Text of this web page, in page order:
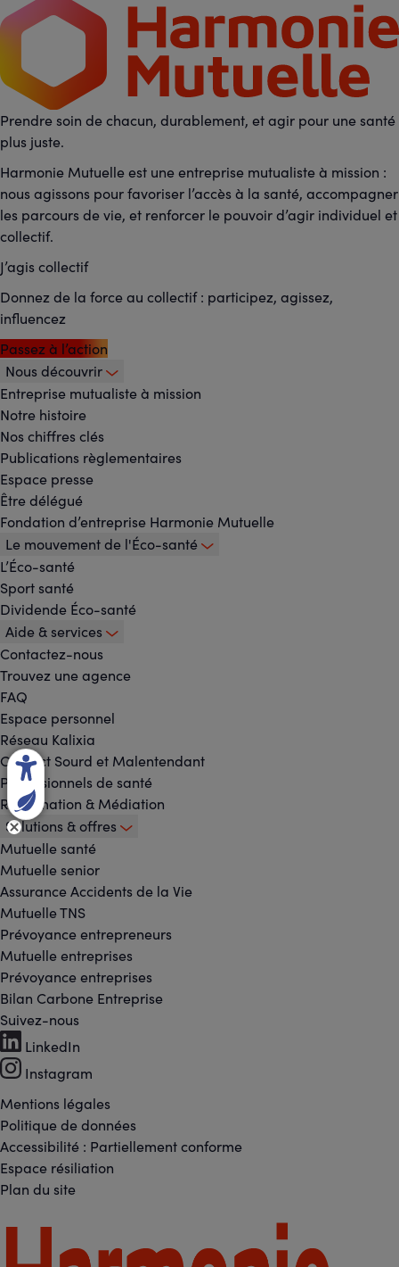
Prendre soin de chacun, durablement, et agir pour une santé
plus juste.
Harmonie Mutuelle est une entreprise mutualiste à mission :
nous agissons pour favoriser l’accès à la santé, accompagner
les parcours de vie, et renforcer le pouvoir d’agir individuel et
collectif.
J’agis collectif
Donnez de la force au collectif : participez, agissez,
influencez
Passez à l’action
Footer
-
Menu
principal
Nous découvrir
Entreprise mutualiste à mission
Notre histoire
Nos chiffres clés
Publications règlementaires
Espace presse
Être délégué
Fondation d’entreprise Harmonie Mutuelle
Le mouvement de l'Éco-santé
L’Éco-santé
Sport santé
Dividende Éco-santé
Aide & services
Contactez-nous
Trouvez une agence
FAQ
Espace personnel
Réseau Kalixia
Contact Sourd et Malentendant
Professionnels de santé
Réclamation & Médiation
Solutions & offres
Mutuelle santé
Mutuelle senior
Assurance Accidents de la Vie
Mutuelle TNS
Prévoyance entrepreneurs
Mutuelle entreprises
Prévoyance entreprises
Bilan Carbone Entreprise
Footer
-
Réseaux
sociaux
Suivez-nous
LinkedIn
Instagram
Footer
-
Liens
légaux
Mentions légales
Politique de données
Accessibilité : Partiellement conforme
Espace résiliation
Plan du site
Footer